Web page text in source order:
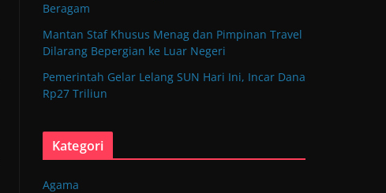
Beragam
Mantan Staf Khusus Menag dan Pimpinan Travel
Dilarang Bepergian ke Luar Negeri
Pemerintah Gelar Lelang SUN Hari Ini, Incar Dana
Rp27 Triliun
Kategori
Agama